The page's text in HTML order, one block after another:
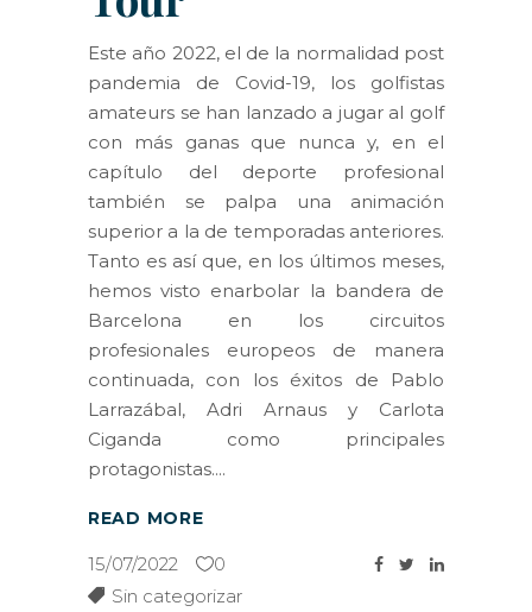
Este año 2022, el de la normalidad post
pandemia de Covid-19, los golfistas
amateurs se han lanzado a jugar al golf
con más ganas que nunca y, en el
capítulo del deporte profesional
también se palpa una animación
superior a la de temporadas anteriores.
Tanto es así que, en los últimos meses,
hemos visto enarbolar la bandera de
Barcelona en los circuitos
profesionales europeos de manera
continuada, con los éxitos de Pablo
Larrazábal, Adri Arnaus y Carlota
Ciganda como principales
protagonistas.
READ MORE
15/07/2022
0
Sin categorizar